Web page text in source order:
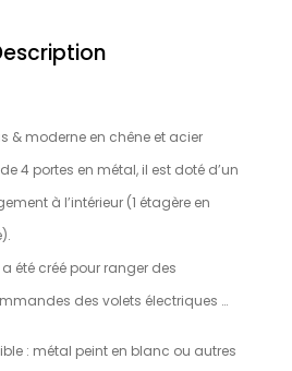
& moderne en chêne et acier
4 portes en métal, il est doté d’un
à l’intérieur (1 étagère en
été créé pour ranger des
des volets électriques …
: métal peint en blanc ou autres